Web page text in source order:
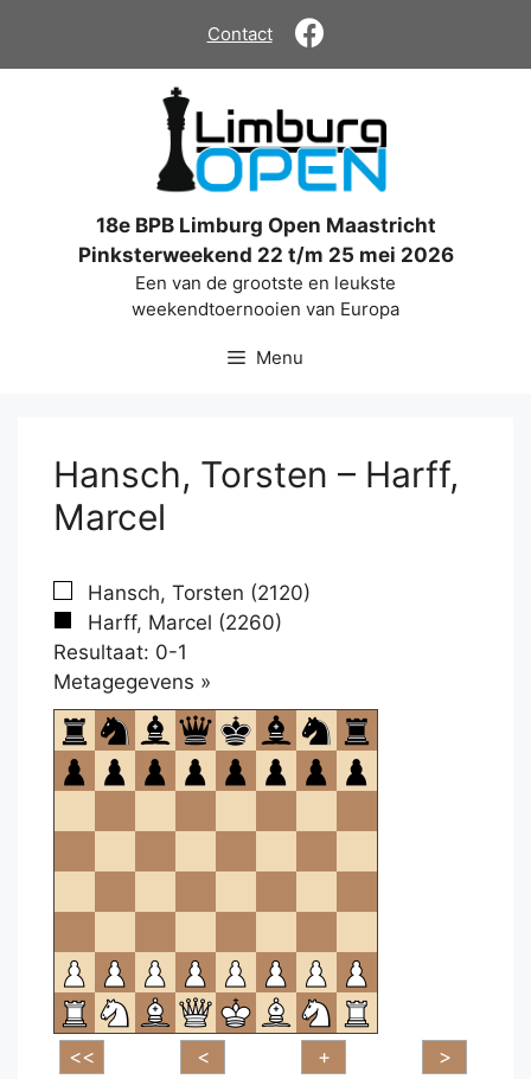
de
Contact
18e BPB Limburg Open Maastricht
Pinksterweekend 22 t/m 25 mei 2026
Een van de grootste en leukste
weekendtoernooien van Europa
Menu
Hansch, Torsten – Harff,
Marcel
Hansch, Torsten (2120)
Harff, Marcel (2260)
Resultaat: 0-1
Metagegevens »
om
te
openen.